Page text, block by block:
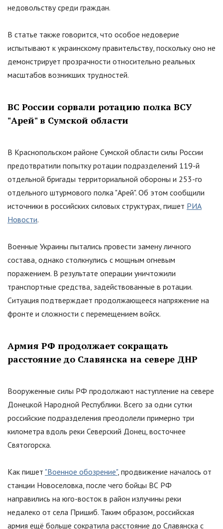
недовольству среди граждан.
В статье также говорится, что особое недоверие
испытывают к украинскому правительству, поскольку оно не
демонстрирует прозрачности относительно реальных
масштабов возникших трудностей.
ВС России сорвали ротацию полка ВСУ
"Арей"в Сумской области
В Краснопольском районе Сумской области силы России
предотвратили попытку ротации подразделений 119-й
отдельной бригады территориальной обороны и 253-го
отдельного штурмового полка "Арей". Об этом сообщили
источники в российских силовых структурах, пишет РИА
Новости.
Военные Украины пытались провести замену личного
состава, однако столкнулись с мощным огневым
поражением. В результате операции уничтожили
транспортные средства, задействованные в ротации.
Ситуация подтверждает продолжающееся напряжение на
фронте и сложности с перемещением войск.
Армия РФ продолжает сокращать
расстояние до Славянска на севере ДНР
Вооруженные силы РФ продолжают наступление на севере
Донецкой Народной Республики. Всего за одни сутки
российские подразделения преодолели примерно три
километра вдоль реки Северский Донец, восточнее
Святогорска.
Как пишет "Военное обозрение", продвижение началось от
станции Новоселовка, после чего бойцы ВС РФ
направились на юго-восток в район излучины реки
недалеко от села Пришиб. Таким образом, российская
армия ещё больше сократила расстояние до Славянска с